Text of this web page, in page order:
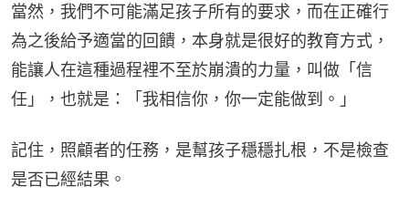
當然，我們不可能滿足孩子所有的要求，而在正確行
為之後給予適當的回饋，本身就是很好的教育方式，
能讓人在這種過程裡不至於崩潰的力量，叫做「信
任」，也就是：「我相信你，你一定能做到。」
記住，照顧者的任務，是幫孩子穩穩扎根，不是檢查
是否已經結果。